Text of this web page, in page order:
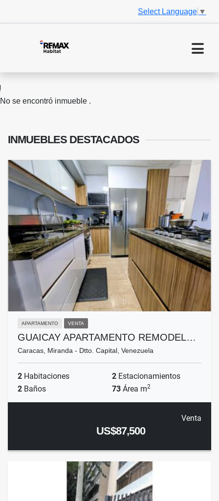
Select Language ▼
No se encontró inmueble .
INMUEBLES DESTACADOS
APARTAMENTO VENTA
GUAICAY APARTAMENTO REMODEL…
Caracas, Miranda - Dtto. Capital, Venezuela
2 Habitaciones 2 Estacionamientos
2 Baños 73 Área m2
Venta
US$87,500